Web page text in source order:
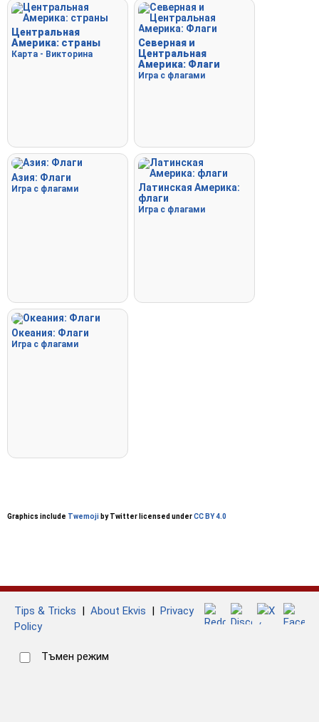
Центральная
Америка: страны
Карта - Викторина
Северная и
Центральная
Америка: Флаги
Игра с флагами
Азия: Флаги
Игра с флагами
Латинская Америка:
флаги
Игра с флагами
Океания: Флаги
Игра с флагами
Graphics include Twemoji by Twitter licensed underCC BY 4.0
Tips & Tricks | About Ekvis | Privacy
Policy
Тъмен режим